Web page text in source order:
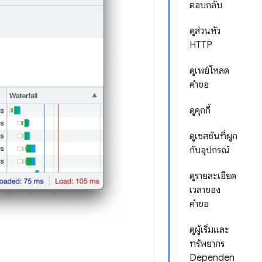
ตอบกลับ
ดูส่วนหัว
HTTP
ดูเพย์โหลด
คำขอ
ดูคุกกี้
ดูเซสชันที่ผูก
กับอุปกรณ์
ดูรายละเอียด
เวลาของ
คำขอ
ดูผู้เริ่มและ
ทรัพยากร
Dependen